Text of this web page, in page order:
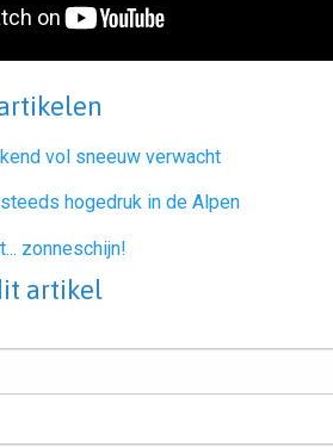
vol sneeuw verwacht
hogedruk in de Alpen
zonneschijn!
artikel